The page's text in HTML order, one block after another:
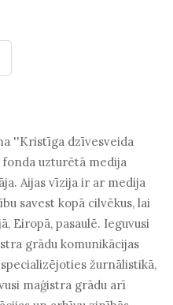
''Kristīga dzīvesveida
uzturētā medija
Aijas vīzija ir ar medija
savest kopā cilvēkus, lai
Eiropā, pasaulē. Ieguvusi
grādu komunikācijas
žurnālistikā,
maģistra grādu arī